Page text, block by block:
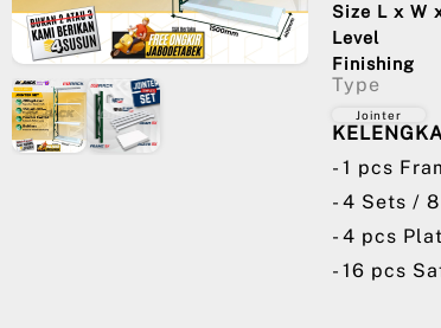
Size L x W
Level
Finishing
Type
Jointer
- 1 pcs
- 4 Sets /
- 4 pcs
- 16 pcs